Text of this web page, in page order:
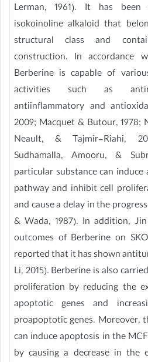
Lerman, 1961). It has
isokoinoline alkaloid that
structural class and
construction. In accordance
Berberine is capable of
activities such as
antiinflammatory and
2009; Macquet & Butour, 1978;
Neault, & Tajmir-Riahi,
Sudhamalla, Amooru, &
particular substance can
pathway and inhibit cell
and cause a delay in the
& Wada, 1987). In addition,
outcomes of Berberine on
reported that it has shown
Li, 2015). Berberine is also
proliferation by reducing the
apoptotic genes and
proapoptotic genes. Moreover,
can induce apoptosis in the
by causing a decrease in the